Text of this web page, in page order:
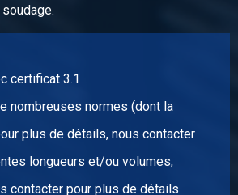
kg
304L 50x30x3 ca 6 mtr
certificat 3.1
nombreuses normes (dont la
plus de détails, nous contacter
longueurs et/ou volumes,
contacter pour plus de détails